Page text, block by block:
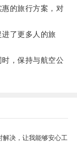
的旅行方案，对
了更多人的旅
，保持与航空公
解决，让我能够安心工